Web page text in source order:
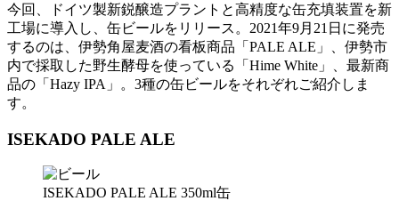
今回、ドイツ製新鋭醸造プラントと高精度な缶充填装置を新
工場に導入し、缶ビールをリリース。2021年9月21日に発売
するのは、伊勢角屋麦酒の看板商品「PALE ALE」、伊勢市
内で採取した野生酵母を使っている「Hime White」、最新商
品の「Hazy IPA」。3種の缶ビールをそれぞれご紹介しま
す。
ISEKADO PALE ALE
ISEKADO PALE ALE 350ml缶